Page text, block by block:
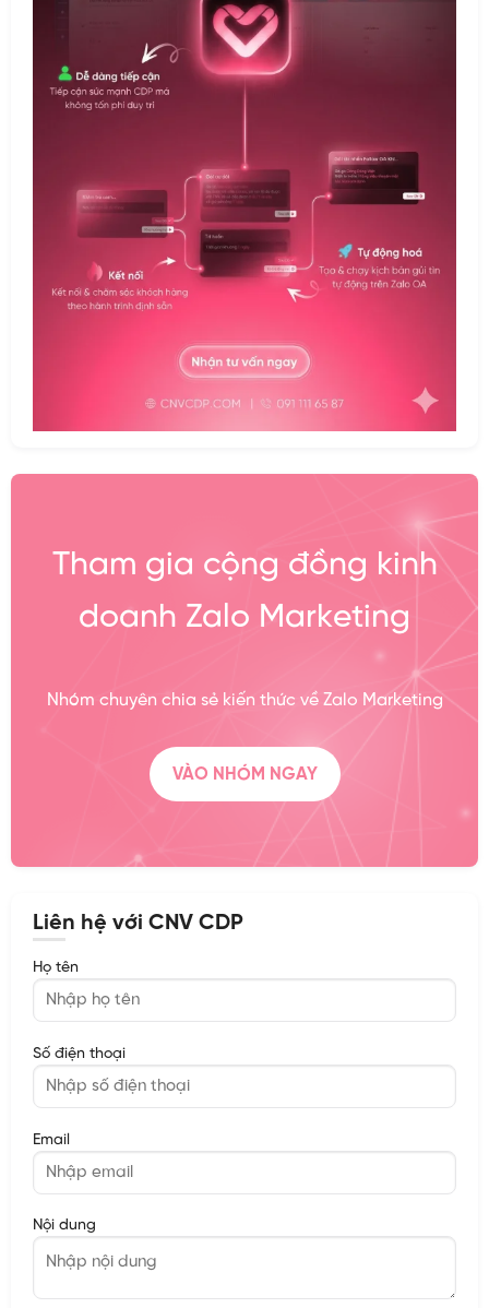
Tham gia cộng đồng kinh
doanh Zalo Marketing
Nhóm chuyên chia sẻ kiến thức về Zalo Marketing
VÀO NHÓM NGAY
Liên hệ với CNV CDP
Họ tên
Số điện thoại
Email
Nội dung